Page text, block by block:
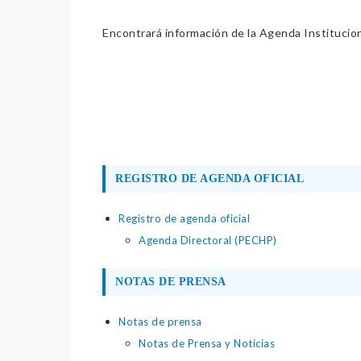
Encontrará información de la Agenda
REGISTRO DE AGENDA OFICIAL
Registro de agenda oficial
Agenda Directoral (PECHP)
NOTAS DE PRENSA
Notas de prensa
Notas de Prensa y Noticias